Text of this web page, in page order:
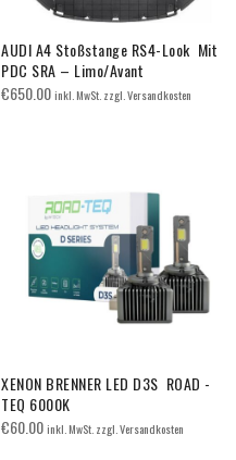
AUDI A4 Stoßstange RS4-Look Mit
PDC SRA – Limo/Avant
€650.00inkl. MwSt. zzgl. Versandkosten
XENON BRENNER LED D3S ROAD -
TEQ 6000K
€60.00inkl. MwSt. zzgl. Versandkosten